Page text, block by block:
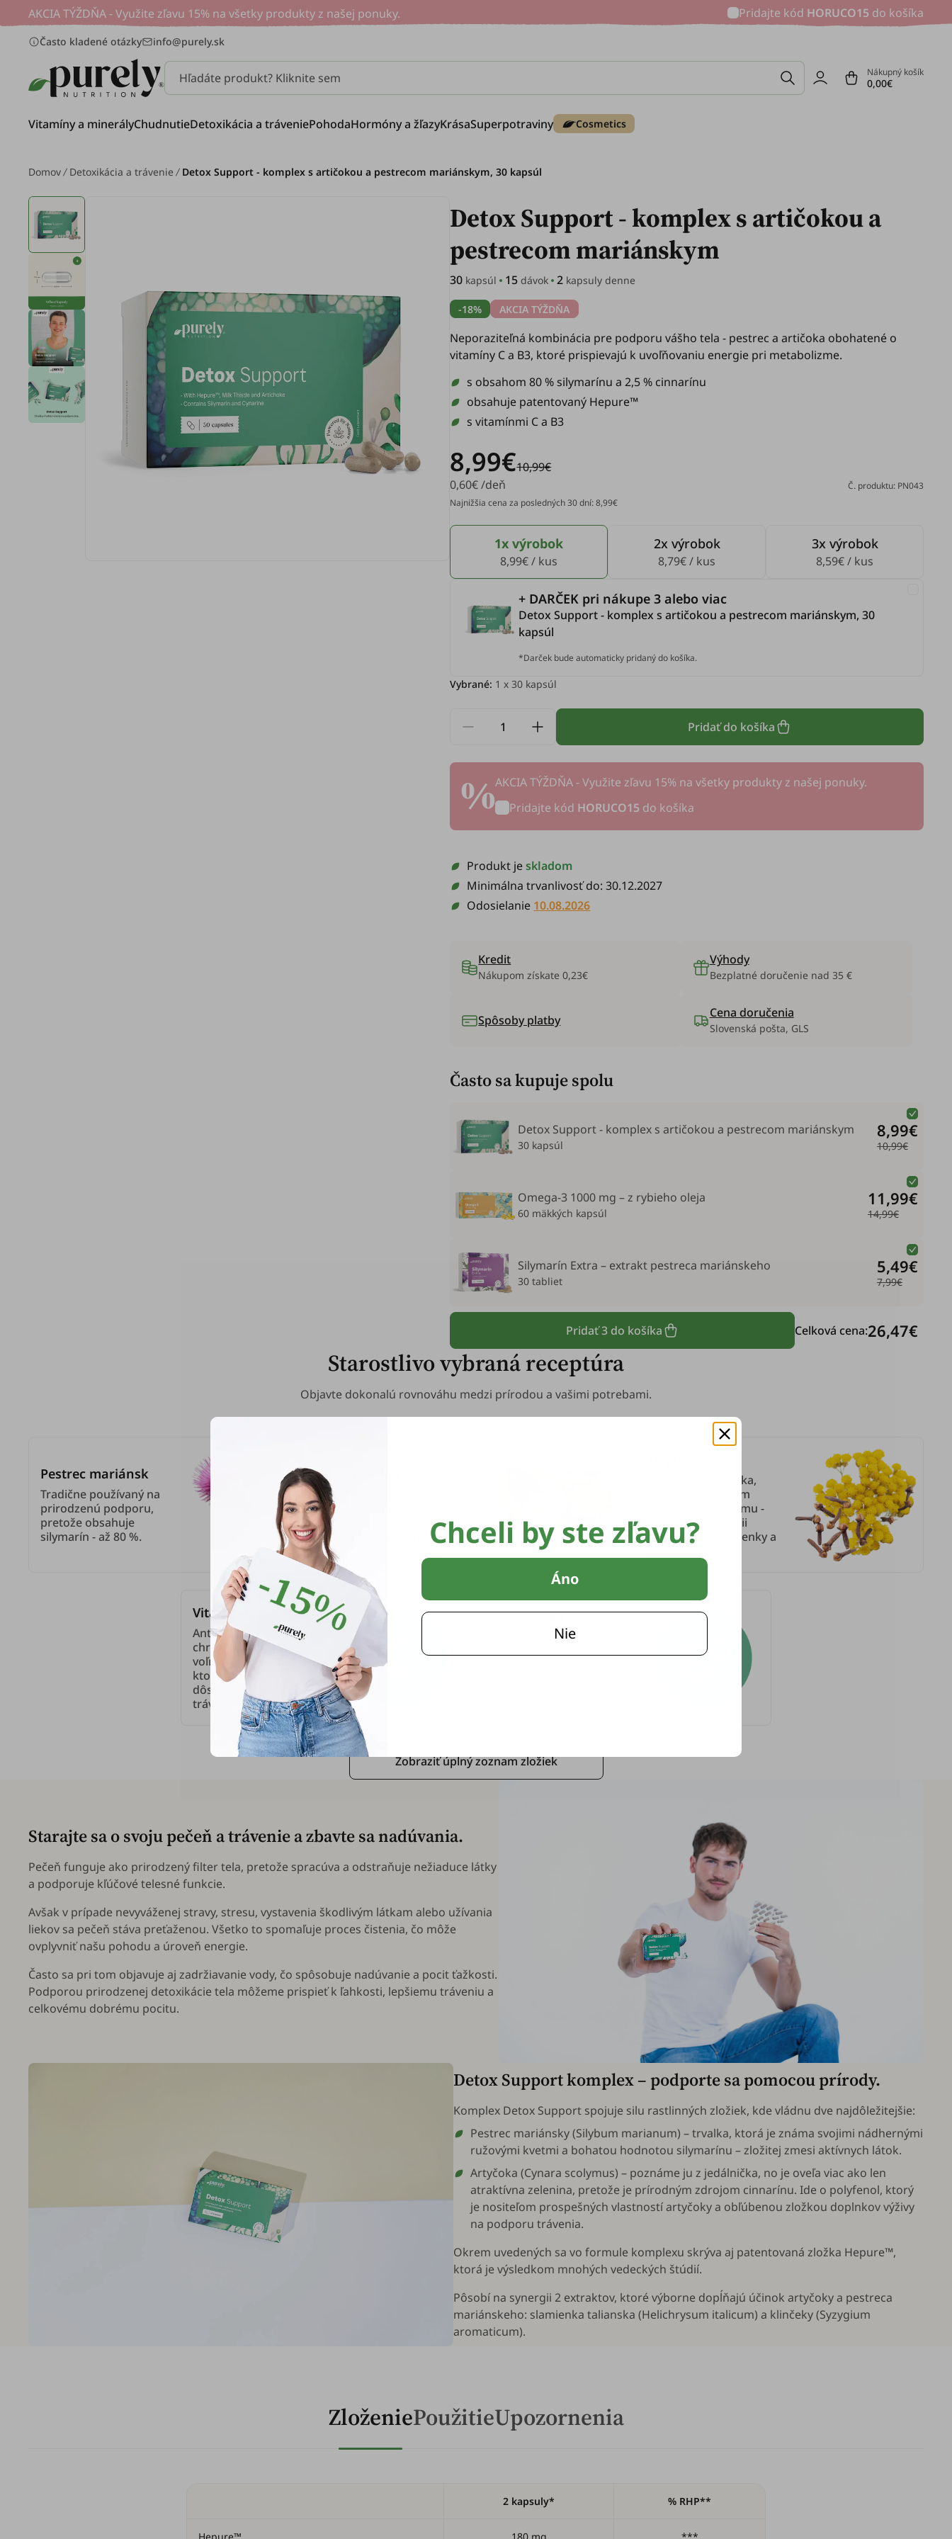
AKCIA TÝŽDŇA - Využite zľavu 15% na všetky produkty z našej ponuky. Pridajte kód HORUCO15 do košíka
Často kladené otázky info@purely.sk
Hľadáte produkt? Kliknite sem Nákupný košík
0,00€
Vitamíny a minerályChudnutieDetoxikácia a tráveniePohodaHormóny a žľazyKrásaSuperpotraviny Cosmetics
Domov Detoxikácia a trávenie Detox Support - komplex s artičokou a pestrecom mariánskym, 30 kapsúl
Detox Support - komplex s artičokou a
pestrecom mariánskym
30 kapsúl 15 dávok 2 kapsuly denne
-18% AKCIA TÝŽDŇA
Neporaziteľná kombinácia pre podporu vášho tela - pestrec a artičoka obohatené o
vitamíny C a B3, ktoré prispievajú k uvoľňovaniu energie pri metabolizme.
s obsahom 80 % silymarínu a 2,5 % cinnarínu
obsahuje patentovaný Hepure™
s vitamínmi C a B3
8,99€10,99€
0,60€ /deň
Č. produktu: PN043
Najnižšia cena za posledných 30 dní: 8,99€
1x výrobok
8,99€ / kus
2x výrobok
8,79€ / kus
3x výrobok
8,59€ / kus
+ DARČEK pri nákupe 3 alebo viac
Detox Support - komplex s artičokou a pestrecom mariánskym, 30
kapsúl
*Darček bude automaticky pridaný do košíka.
Vybrané: 1 x 30 kapsúl
Pridať do košíka
AKCIA TÝŽDŇA - Využite zľavu 15% na všetky produkty z našej ponuky.
Pridajte kód HORUCO15 do košíka
Produkt jeskladom
Minimálna trvanlivosť do:30.12.2027
Odosielanie 10.08.2026
Kredit
Nákupom získate0,23€
Výhody
Bezplatné doručenie nad 35 €
Spôsoby platby Cena doručenia
Slovenská pošta, GLS
Často sa kupuje spolu
Detox Support - komplex s artičokou a pestrecom mariánskym
30 kapsúl
8,99€
10,99€
Omega-3 1000 mg – z rybieho oleja
60 mäkkých kapsúl
11,99€
14,99€
Silymarín Extra – extrakt pestreca mariánskeho
30 tabliet
5,49€
7,99€
Pridať 3 do košíka Celková cena:26,47€
Starostlivo vybraná receptúra
Objavte dokonalú rovnováhu medzi prírodou a vašimi potrebami.
Pestrec mariánsk
Tradične používaný na
prirodzenú podporu,
pretože obsahuje
silymarín - až 80 %.
prirodzený obsah
polyfenolu cinnarínu.
Patentovaná zložka,
ktorá je výsledkom
vedeckého výskumu -
pôsobí na synergii
extraktu zo slamienky a
Vitamín C
Antioxidant, ktorý
chráni bunky pred
voľnými radikálmi,
ktoré môžu vzniknúť v
dôsledku nevyváženej
tráviacej sústavy.
Prispeva k uvoľňovaniu
energie pri
Zobraziť úplný zoznam zložiek
Starajte sa o svoju pečeň a trávenie a zbavte sa nadúvania.
Pečeň funguje ako prirodzený filter tela, pretože spracúva a odstraňuje nežiaduce látky
a podporuje kľúčové telesné funkcie.
Avšak v prípade nevyváženej stravy, stresu, vystavenia škodlivým látkam alebo užívania
liekov sa pečeň stáva preťaženou. Všetko to spomaľuje proces čistenia, čo môže
ovplyvniť našu pohodu a úroveň energie.
Často sa pri tom objavuje aj zadržiavanie vody, čo spôsobuje nadúvanie a pocit ťažkosti.
Podporou prirodzenej detoxikácie tela môžeme prispieť k ľahkosti, lepšiemu tráveniu a
celkovému dobrému pocitu.
Detox Support komplex – podporte sa pomocou prírody.
Komplex Detox Support spojuje silu rastlinných zložiek, kde vládnu dve najdôležitejšie:
Pestrec mariánsky (Silybum marianum) – trvalka, ktorá je známa svojimi nádhernými
ružovými kvetmi a bohatou hodnotou silymarínu – zložitej zmesi aktívnych látok.
Artyčoka (Cynara scolymus) – poznáme ju z jedálnička, no je oveľa viac ako len
atraktívna zelenina, pretože je prírodným zdrojom cinnarínu. Ide o polyfenol, ktorý
je nositeľom prospešných vlastností artyčoky a obľúbenou zložkou doplnkov výživy
na podporu trávenia.
Okrem uvedených sa vo formule komplexu skrýva aj patentovaná zložka Hepure™,
ktorá je výsledkom mnohých vedeckých štúdií.
Pôsobí na synergii 2 extraktov, ktoré výborne dopĺňajú účinok artyčoky a pestreca
mariánskeho: slamienka talianska (Helichrysum italicum) a klinčeky (Syzygium
aromaticum).
ZloženiePoužitieUpozornenia
2 kapsuly* % RHP**
Chceli by ste zľavu?
Áno
Nie